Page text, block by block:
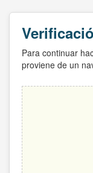
Para continuar
proviene de un